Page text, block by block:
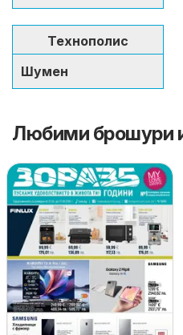
Технополис
Шумен
Любими брошури